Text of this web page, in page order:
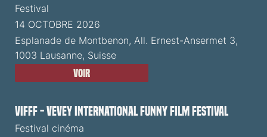
Festival
14 OCTOBRE 2026
Esplanade de Montbenon, All. Ernest-Ansermet 3,
1003 Lausanne, Suisse
Voir
VIFFF - Vevey International Funny Film Festival
Festival cinéma